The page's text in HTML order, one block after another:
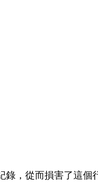
，從而損害了這個